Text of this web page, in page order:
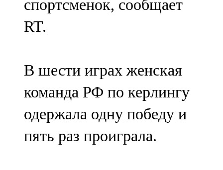
Сарман
107,8 FM
106,1 FM
Түбән Кама
102,6 FM
Чирмешән
спортсменок, сообщает
RT.
В шести играх женская
команда РФ по керлингу
одержала одну победу и
пять раз проиграла.